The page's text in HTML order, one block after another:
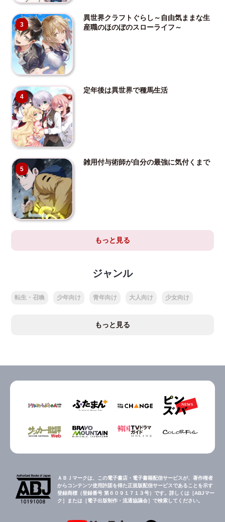
3
異世界クラフトぐらし～自由気ままな生
産職のほのぼのスローライフ～
4
定年後は異世界で種馬生活
5
雑用付与術師が自分の最強に気付くまで
もっと見る
ジャンル
転生・召喚 少年向け 青年向け 大人向け 少女向け
もっと見る
ＡＢＪマークは、この電子書店・電子書籍配信サービスが、著作権者
からコンテンツ使用許諾を得た正規版配信サービスであることを示す
登録商標（登録番号 第６０９１７１３号）です。詳しくは［ABJマー
ク］または［電子出版制作・流通協議会］で検索してください。